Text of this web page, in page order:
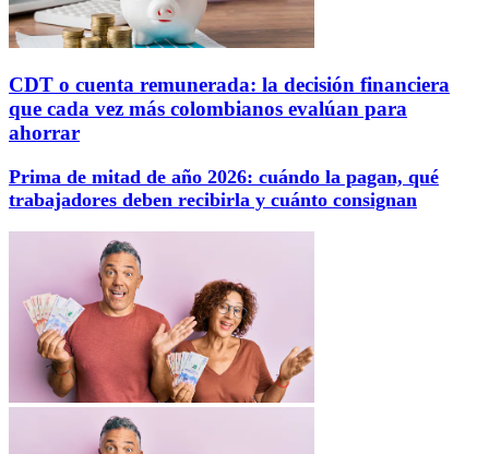
CDT o cuenta remunerada: la decisión financiera
que cada vez más colombianos evalúan para
ahorrar
Prima de mitad de año 2026: cuándo la pagan, qué
trabajadores deben recibirla y cuánto consignan